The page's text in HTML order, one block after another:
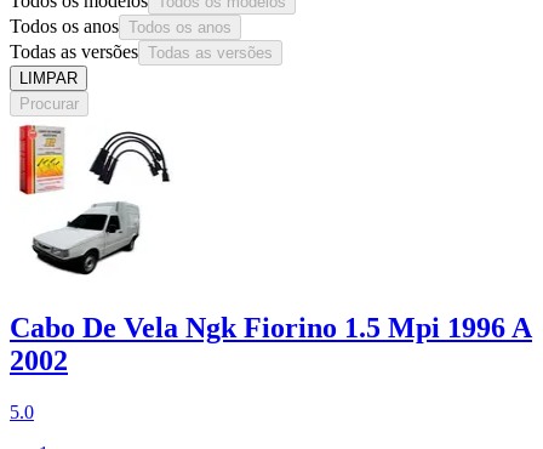
Todos os anos Todos os anos
Todas as versões Todas as versões
LIMPAR
Procurar
Cabo De Vela Ngk Fiorino 1.5 Mpi 1996 A
2002
5.0